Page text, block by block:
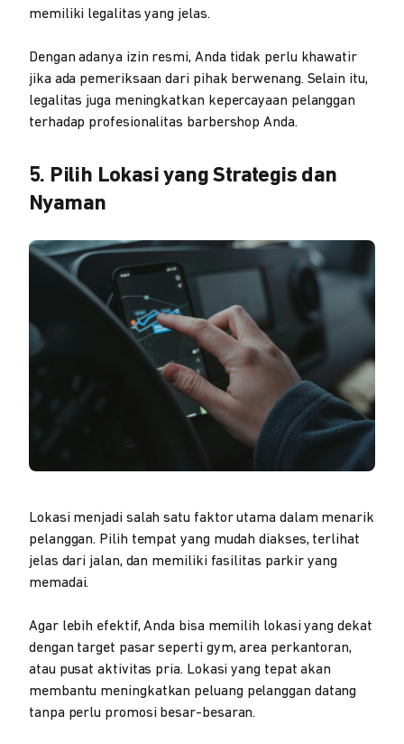
memiliki legalitas yang jelas.
Dengan adanya izin resmi, Anda tidak perlu khawatir
jika ada pemeriksaan dari pihak berwenang. Selain itu,
legalitas juga meningkatkan kepercayaan pelanggan
terhadap profesionalitas barbershop Anda.
5. Pilih Lokasi yang Strategis dan
Nyaman
Lokasi menjadi salah satu faktor utama dalam menarik
pelanggan. Pilih tempat yang mudah diakses, terlihat
jelas dari jalan, dan memiliki fasilitas parkir yang
memadai.
Agar lebih efektif, Anda bisa memilih lokasi yang dekat
dengan target pasar seperti gym, area perkantoran,
atau pusat aktivitas pria. Lokasi yang tepat akan
membantu meningkatkan peluang pelanggan datang
tanpa perlu promosi besar-besaran.